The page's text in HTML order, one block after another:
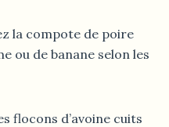
la compote de poire
ou de banane selon les
flocons d’avoine cuits